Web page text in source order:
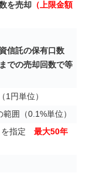
を売却 （上限金額
信託の保有口数
での売却回数で等
円単位）
囲（0.1%単位）
を指定 最大50年